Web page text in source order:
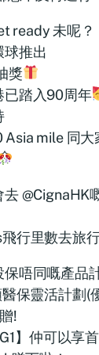
ready 未呢？
球推出
獎
已踏入90周年
mile 同大
去
行里數去旅
唔同嘅產品
保靈活計劃(
!
】仲可以享